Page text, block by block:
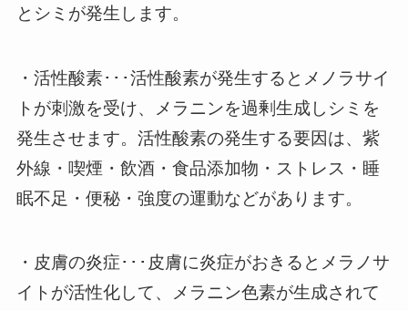
とシミが発生します。
・活性酸素･･･活性酸素が発生するとメノラサイ
トが刺激を受け、メラニンを過剰生成しシミを
発生させます。活性酸素の発生する要因は、紫
外線・喫煙・飲酒・食品添加物・ストレス・睡
眠不足・便秘・強度の運動などがあります。
・皮膚の炎症･･･皮膚に炎症がおきるとメラノサ
イトが活性化して、メラニン色素が生成されて